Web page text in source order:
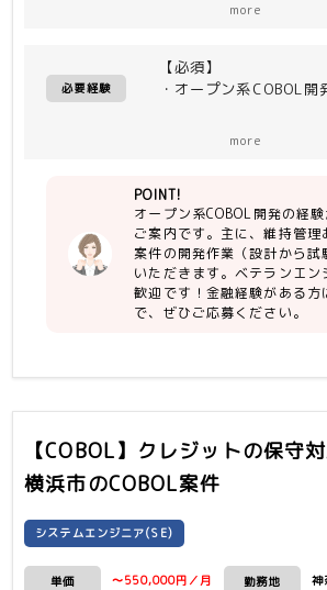
・オンライン／バッチ処
＜環境＞
■使用言語
・NetCOBOL
■使用OS
・Red Hat
■主な使用ミドルウェア
・Interstage
more
必要経験
【必須】
・オープン系COBOL開
more
POINT!
オープン系COBOL開発の経
ご案内です。主に、維持管理
案件の開発作業（設計から試
いただきます。ベテランエン
歓迎です！金融経験がある方
で、ぜひご応募ください。
【COBOL】クレジットの保守
横浜市のCOBOL案件
システムエンジニア(SE)
単価 〜550,000円／月 勤務地 神